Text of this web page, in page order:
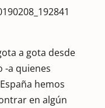
a gota desde
-a quienes
hemos
en algún